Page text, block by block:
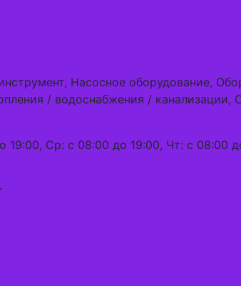
Насосное оборудование,
/ водоснабжения / канализации,
Ср: с 08:00 до 19:00, Чт: с 08:00